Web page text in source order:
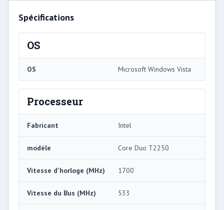
Spécifications
OS
OS Microsoft Windows Vista
Processeur
Fabricant Intel
modèle Core Duo T2250
Vitesse d'horloge (MHz) 1700
Vitesse du Bus (MHz) 533